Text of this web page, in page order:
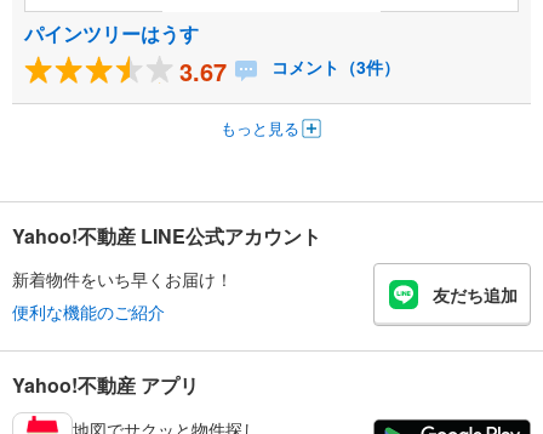
パインツリーはうす
3.67 コメント（3件）
もっと見る
Yahoo!不動産 LINE公式アカウント
新着物件をいち早くお届け！
便利な機能のご紹介
友だち追加
Yahoo!不動産 アプリ